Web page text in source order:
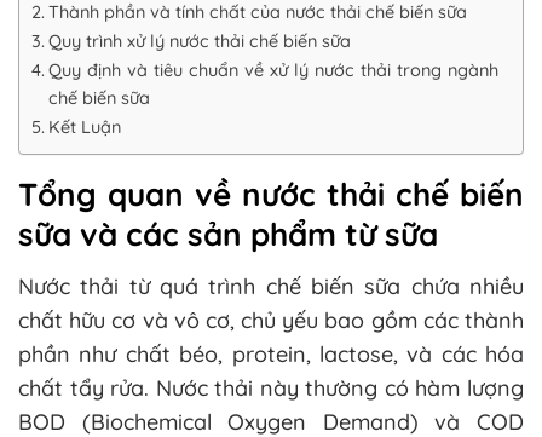
Thành phần và tính chất của nước thải chế biến sữa
Quy trình xử lý nước thải chế biến sữa
Quy định và tiêu chuẩn về xử lý nước thải trong ngành
chế biến sữa
Kết Luận
Tổng quan về nước thải chế biến
sữa và các sản phẩm từ sữa
Nước thải từ quá trình chế biến sữa chứa nhiều
chất hữu cơ và vô cơ, chủ yếu bao gồm các thành
phần như chất béo, protein, lactose, và các hóa
chất tẩy rửa. Nước thải này thường có hàm lượng
BOD (Biochemical Oxygen Demand) và COD